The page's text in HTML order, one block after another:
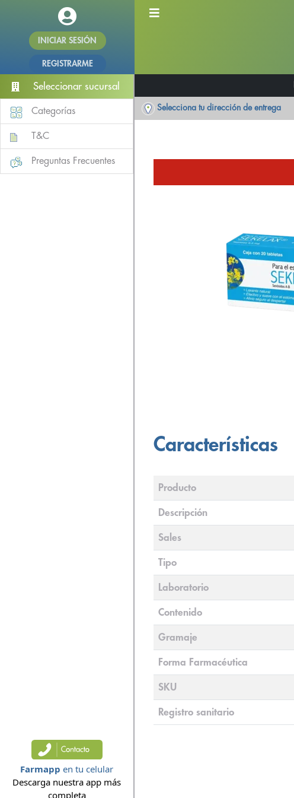
INICIAR SESIÓN
REGISTRARME
Seleccionar sucursal
Categorías
T&C
Preguntas Frecuentes
Farmapp en tu celular
Descarga nuestra app más
completa
Selecciona tu dirección de entrega
Características
Producto
Descripción
Sales
Tipo
Laboratorio
Contenido
Gramaje
Forma Farmacéutica
SKU
Registro sanitario